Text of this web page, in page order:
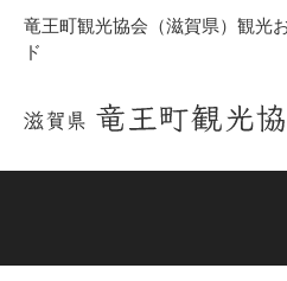
竜王町観光協会（滋賀県）観光
ド